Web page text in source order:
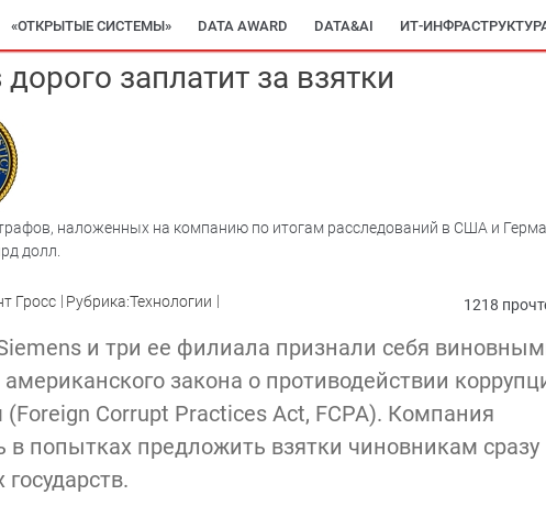
«ОТКРЫТЫЕ СИСТЕМЫ» DATA AWARD DATA&AI ИТ-
заплатит за взятки
наложенных на компанию по итогам расследований в США и
долл.
Гросс Рубрика:Технологии 1218
и три ее филиала признали себя
закона о противодействии
(Foreign Corrupt Practices Act, FCPA). Компания
в попытках предложить взятки чиновникам сразу